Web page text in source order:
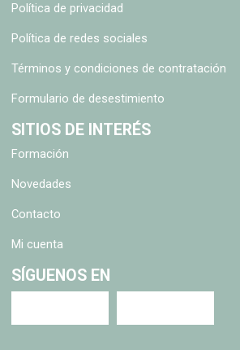
Política de privacidad
Política de redes sociales
Términos y condiciones de contratación
Formulario de desestimiento
SITIOS DE INTERÉS
Formación
Novedades
Contacto
Mi cuenta
SÍGUENOS EN